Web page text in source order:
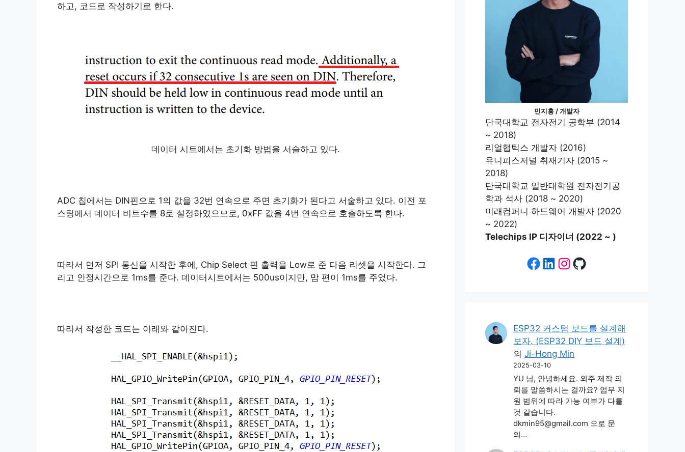
하고, 코드로 작성하기로 한다.
데이터 시트에서는 초기화 방법을 서술하고 있다.
ADC 칩에서는 DIN핀으로 1의 값을 32번 연속으로 주면 초기화가 된다고 서술하고 있다. 이전 포
스팅에서 데이터 비트수를 8로 설정하였으므로, 0xFF 값을 4번 연속으로 호출하도록 한다.
따라서 먼저 SPI 통신을 시작한 후에, Chip Select 핀 출력을 Low로 준 다음 리셋을 시작한다. 그
리고 안정시간으로 1ms를 준다. 데이터시트에서는 500us이지만, 맘 편이 1ms를 주었다.
따라서 작성한 코드는 아래와 같아진다.
민지홍 / 개발자
단국대학교 전자전기 공학부 (2014
~ 2018)
리얼햅틱스 개발자 (2016)
유니피스저널 취재기자 (2015 ~
2018)
단국대학교 일반대학원 전자전기공
학과 석사 (2018 ~ 2020)
미래컴퍼니 하드웨어 개발자 (2020
~ 2022)
Telechips IP 디자이너 (2022 ~ )
Facebook
LinkedIn
Instagram
GitHub
ESP32 커스텀 보드를 설계해
보자. (ESP32 DIY 보드 설계)
의Ji-Hong Min
2025-03-10
YU 님, 안녕하세요. 외주 제작 의
뢰를 말씀하시는 걸까요? 업무 지
원 범위에 따라 가능 여부가 다를
것 같습니다.
dkmin95@gmail.com 으로 문
의…